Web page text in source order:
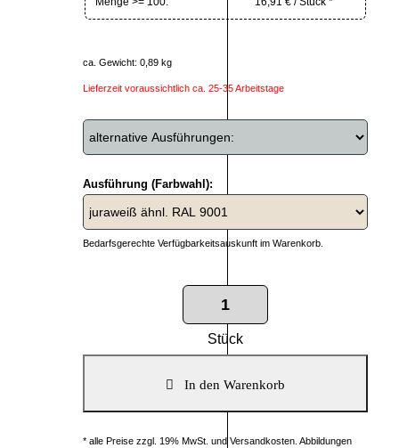
ca. Gewicht: 0,89 kg
Lieferzeit voraussichtlich ca. 25-35 Arbeitstage
Ausführung (Farbwahl):
Bedarfsgerechte Verfügbarkeitsauskunft im Warenkorb.
Stück
* alle Preise zzgl. 19% MwSt. und Versandkosten. Abbildungen